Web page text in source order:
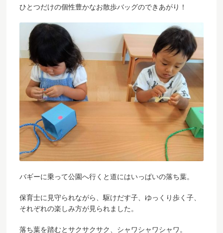
ひとつだけの個性豊かなお散歩バッグのできあがり！
バギーに乗って公園へ行くと道にはいっぱいの落ち葉。
保育士に見守られながら、駆けだす子、ゆっくり歩く子、
それぞれの楽しみ方が見られました。
落ち葉を踏むとサクサクサク、シャワシャワシャワ。